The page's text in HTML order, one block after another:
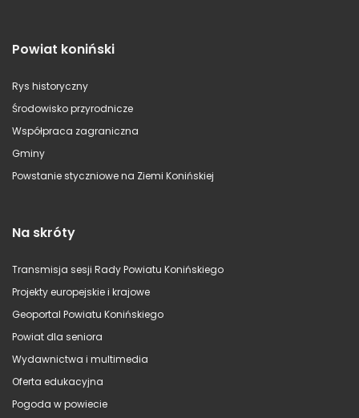
Powiat koniński
Rys historyczny
Środowisko przyrodnicze
Współpraca zagraniczna
Gminy
Powstanie styczniowe na Ziemi Konińskiej
Na skróty
Transmisja sesji Rady Powiatu Konińskiego
Projekty europejskie i krajowe
Geoportal Powiatu Konińskiego
Powiat dla seniora
Wydawnictwa i multimedia
Oferta edukacyjna
Pogoda w powiecie